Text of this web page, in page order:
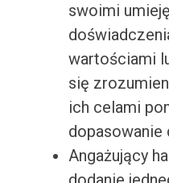
swoimi
wartościami
się
ich celami
dopasowanie
Angażujący